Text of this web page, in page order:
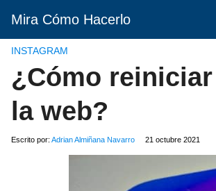
Mira Cómo Hacerlo
INSTAGRAM
¿Cómo
la web?
Escrito por: Adrian Almiñana Navarro 21 octubre 2021